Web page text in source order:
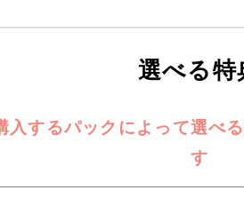
選べる特
入するパックによって選べ
す